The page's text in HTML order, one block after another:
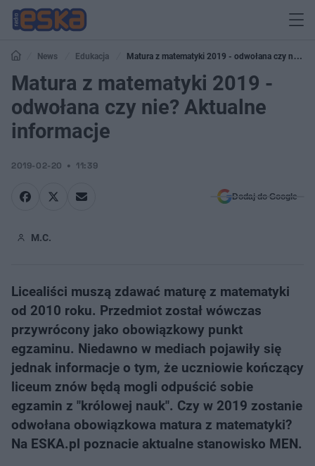
News Edukacja
Matura z matematyki 2019 - odwołana czy nie?
Aktualne informacje
Matura z matematyki 2019 -
odwołana czy nie? Aktualne
informacje
2019-02-20 11:39
Dodaj do Google
M.C.
Licealiści muszą zdawać maturę z matematyki
od 2010 roku. Przedmiot został wówczas
przywrócony jako obowiązkowy punkt
egzaminu. Niedawno w mediach pojawiły się
jednak informacje o tym, że uczniowie kończący
liceum znów będą mogli odpuścić sobie
egzamin z "królowej nauk". Czy w 2019 zostanie
odwołana obowiązkowa matura z matematyki?
Na ESKA.pl poznacie aktualne stanowisko MEN.